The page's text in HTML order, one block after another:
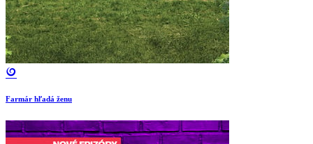
Farmár hľadá ženu